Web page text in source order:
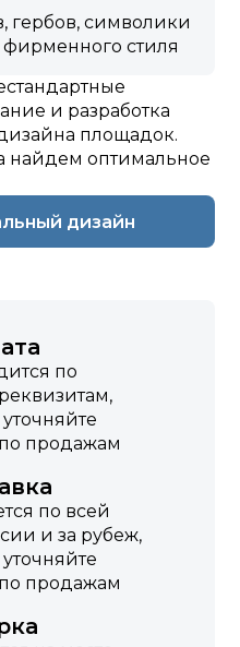
гербов, символики
стиля
и разработка
площадок.
найдем оптимальное
дизайн
по
продажам
по всей
и за рубеж,
продажам